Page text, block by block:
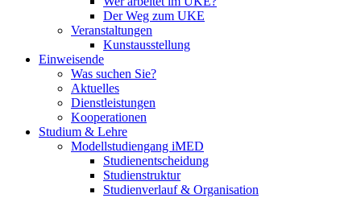
Der Weg zum UKE
Veranstaltungen
Kunstausstellung
Einweisende
Was suchen Sie?
Aktuelles
Dienstleistungen
Kooperationen
Studium & Lehre
Modellstudiengang iMED
Studienentscheidung
Studienstruktur
Studienverlauf & Organisation